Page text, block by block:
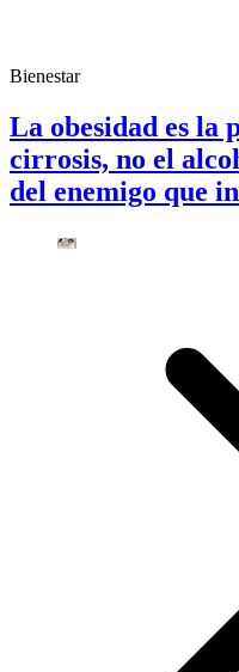
Bienestar
La obesidad es la
cirrosis, no el
del enemigo que